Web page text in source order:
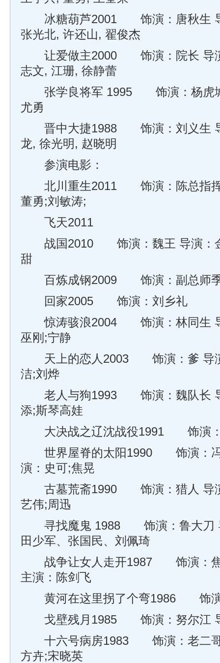
冰糖葫芦2001 饰演：唐秋生 导
张光北, 许还山, 翟俊杰
让爱做主2000 饰演：院长 导演
志文, 江珊, 徐静蕾
张学良将军 1995 饰演：杨虎城
尤勇
晋中大捷1988 饰演：刘义生 导
龙, 徐光明, 赵晓明
参演电影：
北川重生2011 饰演：陈总指挥
董勇;刘敏涛;
飞天2011
战国2010 饰演：魏王 导演：金
甜
百炼成钢2009 饰演：副总师季
回家2005 饰演：刘乡礼
惊涛骇浪2004 饰演：林同生 导
巫刚;宁静
天上的恋人2003 饰演：爹 导演
洁;刘烨
老人与狗1993 饰演：魏队长 导
添;斯琴高娃
大决战之辽沈战役1991 饰演：
世界屋脊的太阳1990 饰演：冯
演：史可;焦晃
古墓荒斋1990 饰演：猎人 导演
艺伟;周迅
寻找魔鬼 1988 饰演：鲁大刀
田少军、张国民、刘佩琦
战争让女人走开1987 饰演：焦
主演：陈剑飞
黄河在这里拐了个弯1986 饰演
戈壁残月1985 饰演：努尔江
十六号病房1983 饰演：老二哥
方卉;宋晓英